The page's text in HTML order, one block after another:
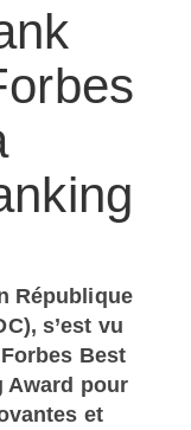
République
s’est vu
Best
Award pour
et